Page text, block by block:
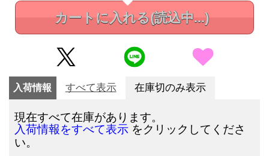
カートに入れる(読込中...)
入荷情報 すべて表示 在庫切のみ表示
現在すべて在庫があります。
入荷情報をすべて表示 をクリックしてくださ
い。